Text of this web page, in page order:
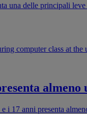
una delle principali
i 17 anni presenta